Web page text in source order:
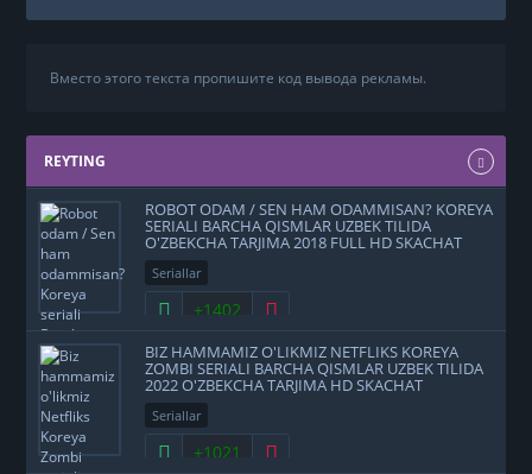
Вместо этого текста пропишите код вывода рекламы.
REYTING
ROBOT ODAM / SEN HAM ODAMMISAN? KOREYA
SERIALI BARCHA QISMLAR UZBEK TILIDA
O'ZBEKCHA TARJIMA 2018 FULL HD SKACHAT
Seriallar
+1402
BIZ HAMMAMIZ O'LIKMIZ NETFLIKS KOREYA
ZOMBI SERIALI BARCHA QISMLAR UZBEK TILIDA
2022 O'ZBEKCHA TARJIMA HD SKACHAT
Seriallar
+1021